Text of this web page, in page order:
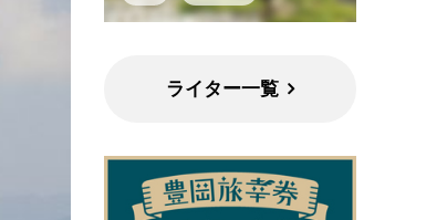
ライター一覧